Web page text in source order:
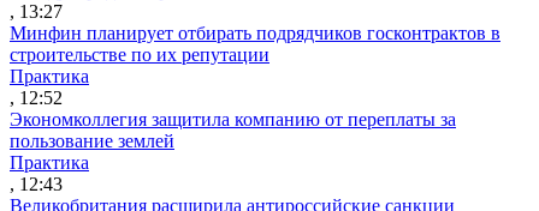
, 13:27
Минфин планирует отбирать подрядчиков госконтрактов в
строительстве по их репутации
Практика
, 12:52
Экономколлегия защитила компанию от переплаты за
пользование землей
Практика
, 12:43
Великобритания расширила антироссийские санкции